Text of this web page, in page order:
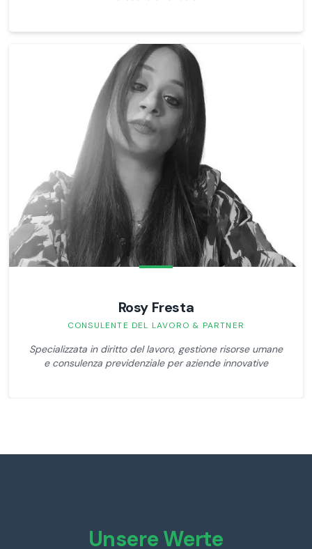
Rosy Fresta
CONSULENTE DEL LAVORO & PARTNER
Specializzata in diritto del lavoro, gestione risorse umane
e consulenza previdenziale per aziende innovative
Unsere Werte